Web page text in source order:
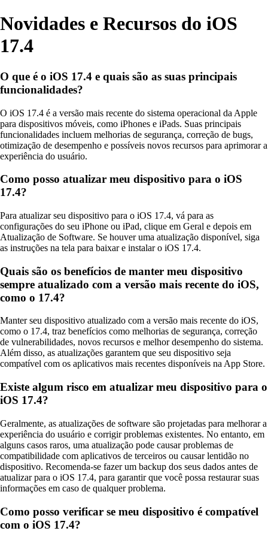
Novidades e Recursos do iOS
17.4
O que é o iOS 17.4 e quais são as suas principais
funcionalidades?
O iOS 17.4 é a versão mais recente do sistema operacional da Apple
para dispositivos móveis, como iPhones e iPads. Suas principais
funcionalidades incluem melhorias de segurança, correção de bugs,
otimização de desempenho e possíveis novos recursos para aprimorar a
experiência do usuário.
Como posso atualizar meu dispositivo para o iOS
17.4?
Para atualizar seu dispositivo para o iOS 17.4, vá para as
configurações do seu iPhone ou iPad, clique em Geral e depois em
Atualização de Software. Se houver uma atualização disponível, siga
as instruções na tela para baixar e instalar o iOS 17.4.
Quais são os benefícios de manter meu dispositivo
sempre atualizado com a versão mais recente do iOS,
como o 17.4?
Manter seu dispositivo atualizado com a versão mais recente do iOS,
como o 17.4, traz benefícios como melhorias de segurança, correção
de vulnerabilidades, novos recursos e melhor desempenho do sistema.
Além disso, as atualizações garantem que seu dispositivo seja
compatível com os aplicativos mais recentes disponíveis na App Store.
Existe algum risco em atualizar meu dispositivo para o
iOS 17.4?
Geralmente, as atualizações de software são projetadas para melhorar a
experiência do usuário e corrigir problemas existentes. No entanto, em
alguns casos raros, uma atualização pode causar problemas de
compatibilidade com aplicativos de terceiros ou causar lentidão no
dispositivo. Recomenda-se fazer um backup dos seus dados antes de
atualizar para o iOS 17.4, para garantir que você possa restaurar suas
informações em caso de qualquer problema.
Como posso verificar se meu dispositivo é compatível
com o iOS 17.4?